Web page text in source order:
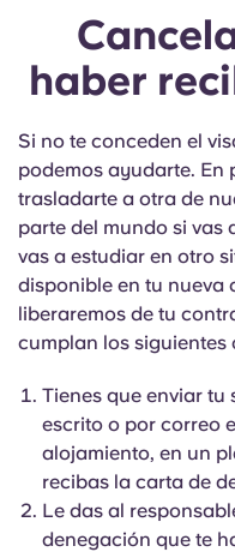
haber
Si no te conceden el
podemos ayudarte. En
trasladarte a otra de
parte del mundo si vas
vas a estudiar en otro
disponible en tu nueva
liberaremos de tu
cumplan los siguientes
Tienes que enviar
escrito o por correo
alojamiento, en un
recibas la carta de
Le das al
denegación que te